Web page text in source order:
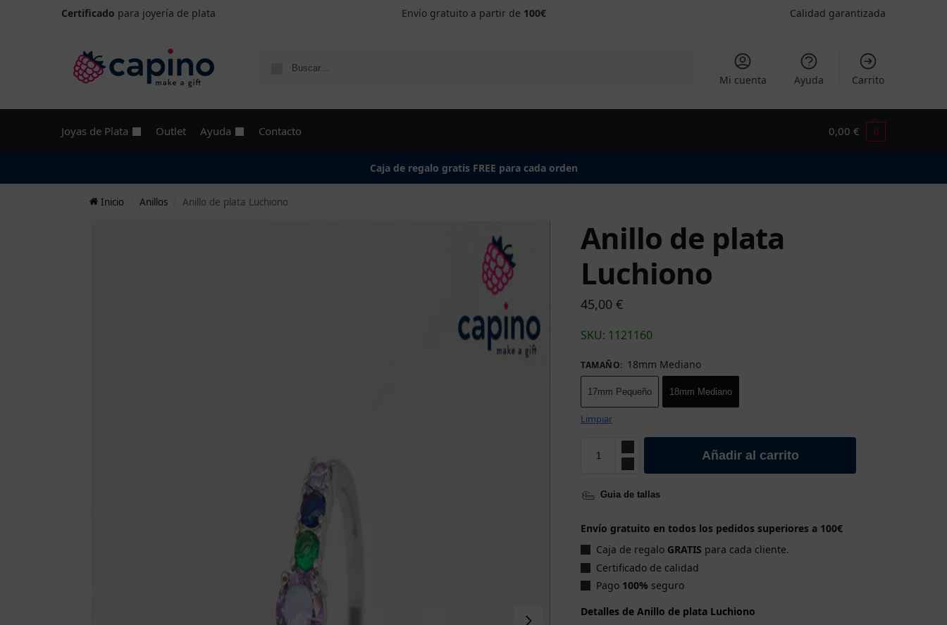
Certificado para joyería de plata Envío gratuito a partir de 100€ Calidad garantizada
Mi cuenta Ayuda Carrito
Joyas de Plata Outlet Ayuda Contacto 0,00 € 0
Caja de regalo gratis FREE para cada orden
Inicio Anillos Anillo de plata Luchiono
Anillo de plata
Luchiono
45,00€
SKU: 1121160
TAMAÑO: 18mm Medianо
17mm Pequeñо 18mm Medianо
Limpiar
Añadir al carrito
Guia de tallas
Envío gratuito en todos los pedidos superiores a 100€
Caja de regalo GRATIS para cada cliente.
Certificado de calidad
Pago 100% seguro
Detalles de Anillo de plata Luchiono